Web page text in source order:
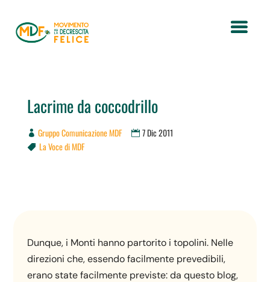
Lacrime da coccodrillo
Gruppo Comunicazione MDF 7 Dic 2011
 La Voce di MDF
Dunque, i Monti hanno partorito i topolini. Nelle
direzioni che, essendo facilmente prevedibili,
erano state facilmente previste: da questo blog,